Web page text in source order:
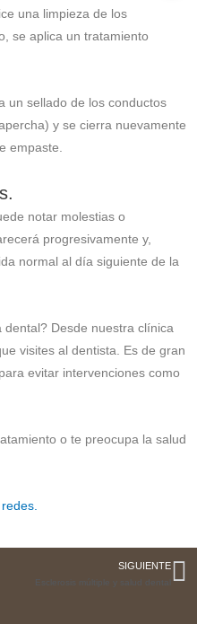
una limpieza de los
se aplica un tratamiento
un sellado de los conductos
y se cierra nuevamente
empaste.
notar molestias o
progresivamente y,
normal al día siguiente de la
Desde nuestra clínica
visites al dentista. Es de gran
evitar intervenciones como
o te preocupa la salud
SIGUIENTE
Esclerosis múltiple y salud dental